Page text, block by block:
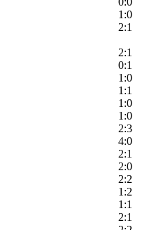
1:0
2:1
2:1
0:1
1:0
1:1
1:0
1:0
2:3
4:0
2:1
2:0
2:2
1:2
1:1
2:1